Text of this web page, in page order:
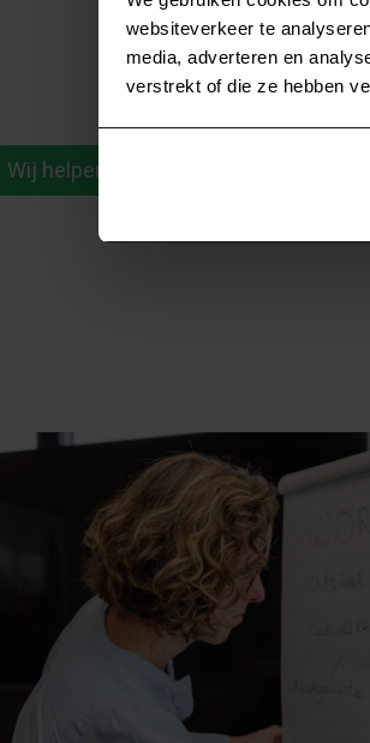
websiteverkeer te
media, adverteren en
verstrekt of die ze hebben
wijzigingen: wij
in het samenspel met
sparringpartner, procesbegeleider
Wij helpen je graag verder